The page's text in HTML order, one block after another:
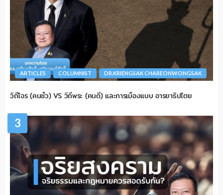
ARTICLES COLUMNIST DR.KRIENGSAK CHAREONWONGSAK
วิถีโจร (คนชั่ว) VS วิถีพระ (คนดี) และการเมืองแบบ อารยาธิปไตย
3